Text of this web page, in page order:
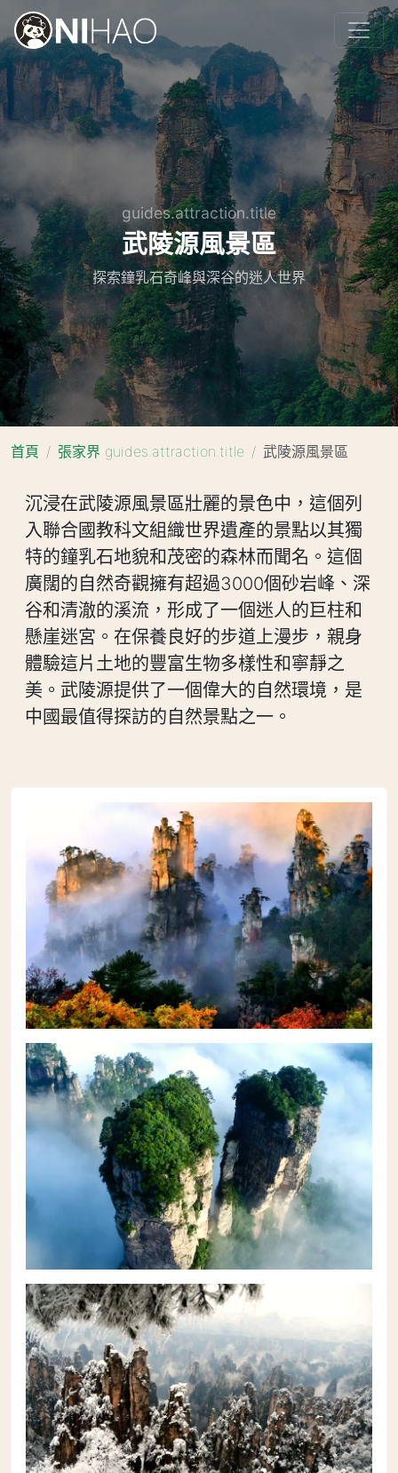
guides.attraction.title
武陵源風景區
探索鐘乳石奇峰與深谷的迷人世界
首頁 張家界 guides.attraction.title 武陵源風景區
沉浸在武陵源風景區壯麗的景色中，這個列
入聯合國教科文組織世界遺產的景點以其獨
特的鐘乳石地貌和茂密的森林而聞名。這個
廣闊的自然奇觀擁有超過3000個砂岩峰、深
谷和清澈的溪流，形成了一個迷人的巨柱和
懸崖迷宮。在保養良好的步道上漫步，親身
體驗這片土地的豐富生物多樣性和寧靜之
美。武陵源提供了一個偉大的自然環境，是
中國最值得探訪的自然景點之一。